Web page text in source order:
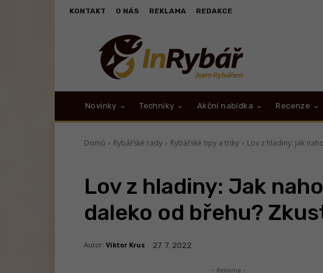
KONTAKT O NÁS REKLAMA REDAKCE
Novinky Techniky Akční nabídka Recenze
Domů Rybářské rady Rybářské tipy a triky Lov z hladiny: Jak
Lov z hladiny: Jak
daleko od břehu?
Autor: Viktor Krus 27. 7. 2022
- Reklama -